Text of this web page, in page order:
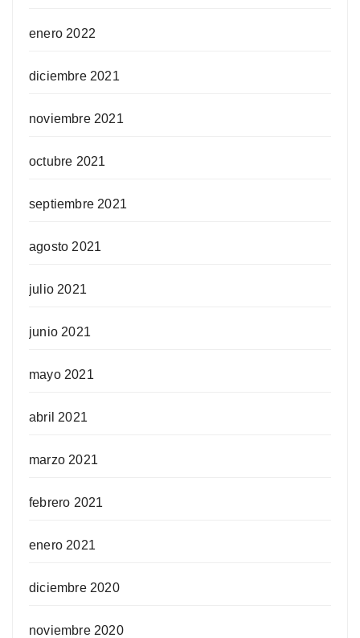
enero 2022
diciembre 2021
noviembre 2021
octubre 2021
septiembre 2021
agosto 2021
julio 2021
junio 2021
mayo 2021
abril 2021
marzo 2021
febrero 2021
enero 2021
diciembre 2020
noviembre 2020